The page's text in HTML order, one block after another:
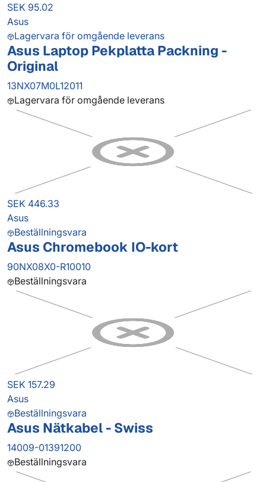
SEK 95.02
Asus
Lagervara för omgående leverans
Asus Laptop Pekplatta Packning -
Original
13NX07M0L12011
Lagervara för omgående leverans
SEK 446.33
Asus
Beställningsvara
Asus Chromebook IO-kort
90NX08X0-R10010
Beställningsvara
SEK 157.29
Asus
Beställningsvara
Asus Nätkabel - Swiss
14009-01391200
Beställningsvara